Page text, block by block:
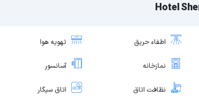
اطفاء حریق تهویه هوا
نمازخانه آسانسور
نظافت اتاق اتاق سیگار